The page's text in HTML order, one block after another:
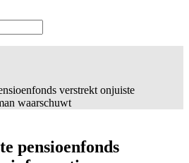
verstrekt onjuiste
waarschuwt
pensioenfonds